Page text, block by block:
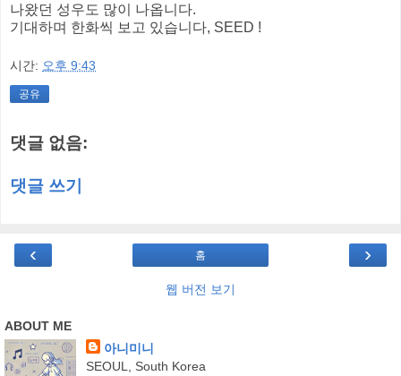
나왔던 성우도 많이 나옵니다.
기대하며 한화씩 보고 있습니다, SEED !
시간: 오후 9:43
공유
댓글 없음:
댓글 쓰기
‹ ›
홈
웹 버전 보기
ABOUT ME
아니미니
SEOUL, South Korea